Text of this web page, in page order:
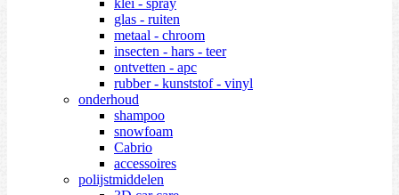
glas - ruiten
metaal - chroom
insecten - hars - teer
ontvetten - apc
rubber - kunststof - vinyl
onderhoud
shampoo
snowfoam
Cabrio
accessoires
polijstmiddelen